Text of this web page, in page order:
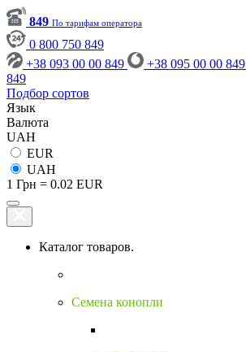
849 По тарифам оператора
0 800 750 849
+38 093 00 00 849
+38 095 00 00 849
849
Подбор сортов
Язык
Валюта
UAH
EUR
UAH
1 Грн = 0.02 EUR
Каталог товаров.
Семена конопли